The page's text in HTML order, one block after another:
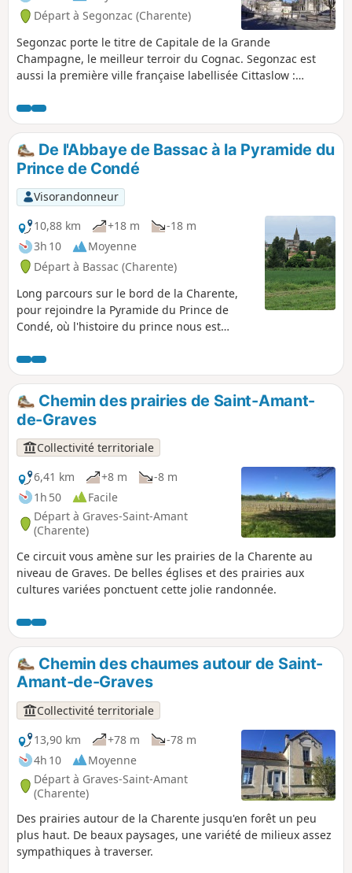
de la Croix Maron inventa la double
distillation.
Départ à Segonzac (Charente)
Segonzac porte le titre de Capitale de la Grande
Champagne, le meilleur terroir du Cognac. Segonzac est
aussi la première ville française labellisée Cittaslow :
soucieuses de leur environnement et de leur qualité de vie.
De l'Abbaye de Bassac à la Pyramide du
Prince de Condé
Visorandonneur
10,88 km
+18 m
-18 m
3h 10
Moyenne
Départ à Bassac (Charente)
Long parcours sur le bord de la Charente,
pour rejoindre la Pyramide du Prince de
Condé, où l'histoire du prince nous est
1942, avec des commandos des Royal
Marines Britanniques et l'opération
Frankton. Une page de notre histoire qui
mérite beaucoup d'explications,
Chemin des prairies de Saint-Amant-
de-Graves
Collectivité territoriale
6,41 km
+8 m
-8 m
1h 50
Facile
Départ à Graves-Saint-Amant
(Charente)
Ce circuit vous amène sur les prairies de la Charente au
niveau de Graves. De belles églises et des prairies aux
cultures variées ponctuent cette jolie randonnée.
Chemin des chaumes autour de Saint-
Amant-de-Graves
Collectivité territoriale
13,90 km
+78 m
-78 m
4h 10
Moyenne
Départ à Graves-Saint-Amant
(Charente)
Des prairies autour de la Charente jusqu'en forêt un peu
plus haut. De beaux paysages, une variété de milieux assez
sympathiques à traverser.